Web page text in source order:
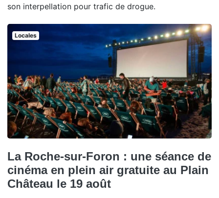
son interpellation pour trafic de drogue.
Locales
La Roche-sur-Foron : une séance de
cinéma en plein air gratuite au Plain
Château le 19 août